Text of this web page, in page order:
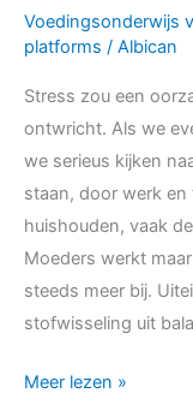
Voedingsonderwijs
platforms / Albican
Stress zou een
ontwricht. Als we
we serieus kijken
staan, door werk en
huishouden, vaak
Moeders werkt
steeds meer bij.
stofwisseling uit
skeletinstabiliteit
klierkoorts
Meer lezen »